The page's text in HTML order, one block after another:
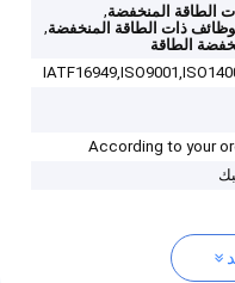
,
ذات الطاقة المنخفضة,
According to your